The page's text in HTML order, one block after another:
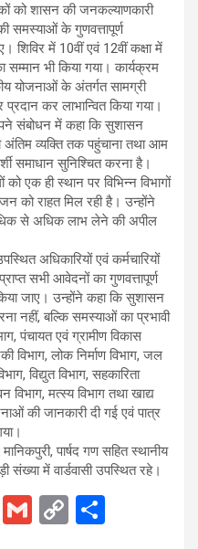
को शासन की जनकल्याणकारी
समस्याओं के गुणवत्तापूर्ण
शिविर में 10वीं एवं 12वीं कक्षा में
सम्मान भी किया गया। कार्यक्रम
योजनाओं के अंतर्गत सामग्री
कर लाभान्वित किया गया।
संबोधन में कहा कि सुशासन
अंतिम व्यक्ति तक पहुंचाना तथा आम
समाधान सुनिश्चित करना है।
एक ही स्थान पर विभिन्न विभागों
को राहत मिल रही है। उन्होंने
से अधिक लाभ लेने की अपील
अधिकारियों एवं कर्मचारियों
सभी आवेदनों का गुणवत्तापूर्ण
जाए। उन्होंने कहा कि सुशासन
नहीं, बल्कि समस्याओं का प्रभावी
पंचायत एवं ग्रामीण विकास
विभाग, लोक निर्माण विभाग, जल
विद्युत विभाग, सहकारिता
विभाग, मत्स्य विभाग तथा खाद्य
की जानकारी दी गई एवं पात्र
पार्षद गण सहित स्थानीय
संख्या में वार्डवासी उपस्थित रहे।
T
G
C